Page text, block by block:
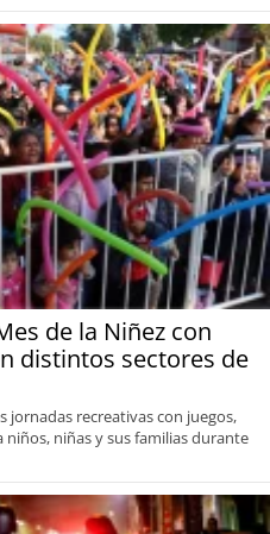
de la Niñez con
distintos sectores de
jornadas recreativas con juegos,
niños, niñas y sus familias durante